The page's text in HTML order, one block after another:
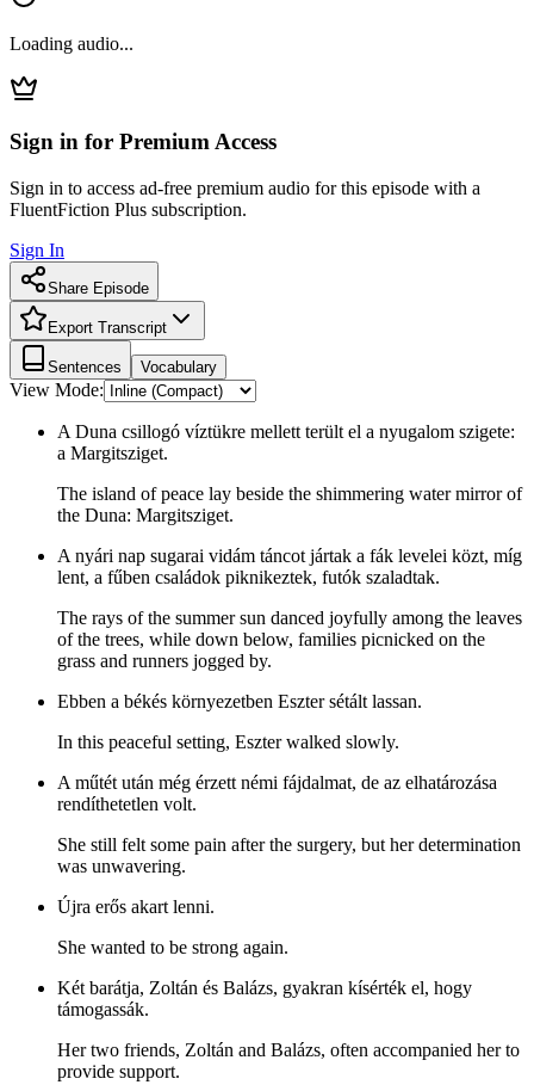
Loading audio...
Sign in for Premium Access
Sign in to access ad-free premium audio for this episode with a
FluentFiction Plus subscription.
Sign In
Share Episode
Export Transcript
Sentences Vocabulary
View Mode:
A Duna csillogó víztükre mellett terült el a nyugalom szigete:
a Margitsziget.
The island of peace lay beside the shimmering water mirror of
the Duna: Margitsziget.
A nyári nap sugarai vidám táncot jártak a fák levelei közt, míg
lent, a fűben családok piknikeztek, futók szaladtak.
The rays of the summer sun danced joyfully among the leaves
of the trees, while down below, families picnicked on the
grass and runners jogged by.
Ebben a békés környezetben Eszter sétált lassan.
In this peaceful setting, Eszter walked slowly.
A műtét után még érzett némi fájdalmat, de az elhatározása
rendíthetetlen volt.
She still felt some pain after the surgery, but her determination
was unwavering.
Újra erős akart lenni.
She wanted to be strong again.
Két barátja, Zoltán és Balázs, gyakran kísérték el, hogy
támogassák.
Her two friends, Zoltán and Balázs, often accompanied her to
provide support.